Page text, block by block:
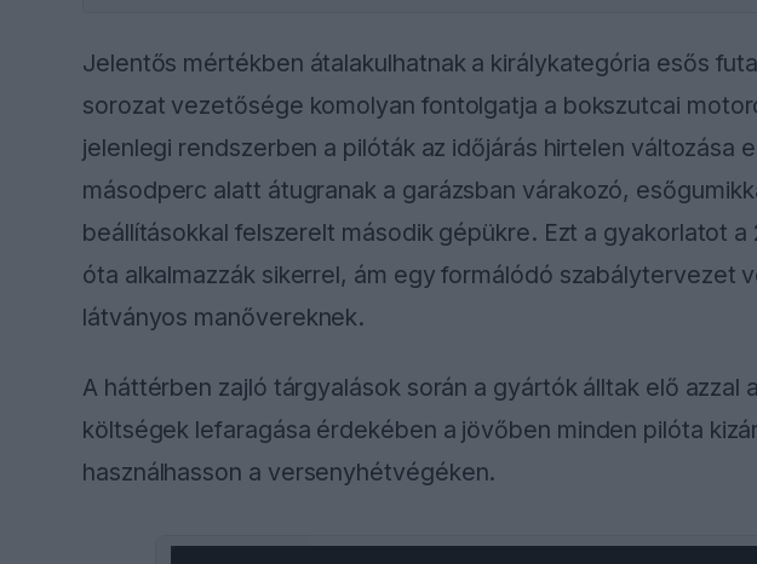
Jelentős mértékben átalakulhatnak a királykategória esős
sorozat vezetősége komolyan fontolgatja a bokszutcai
jelenlegi rendszerben a pilóták az időjárás hirtelen változása
másodperc alatt átugranak a garázsban várakozó,
beállításokkal felszerelt második gépükre. Ezt a gyakorlatot
óta alkalmazzák sikerrel, ám egy formálódó szabálytervezet
látványos manővereknek.
A háttérben zajló tárgyalások során a gyártók álltak elő azzal
költségek lefaragása érdekében a jövőben minden pilóta
használhasson a versenyhétvégéken.